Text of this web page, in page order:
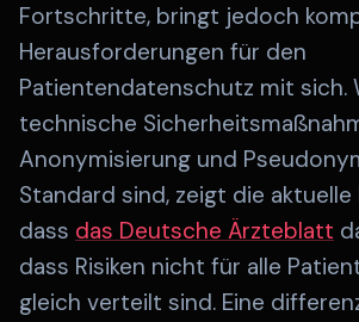
Fortschritte, bringt jedoch
Herausforderungen für den
Patientendatenschutz mit sich.
technische
Anonymisierung und
Standard sind, zeigt die aktuelle
dass das Deutsche Ärzteblatt
dass Risiken nicht für alle
gleich verteilt sind. Eine